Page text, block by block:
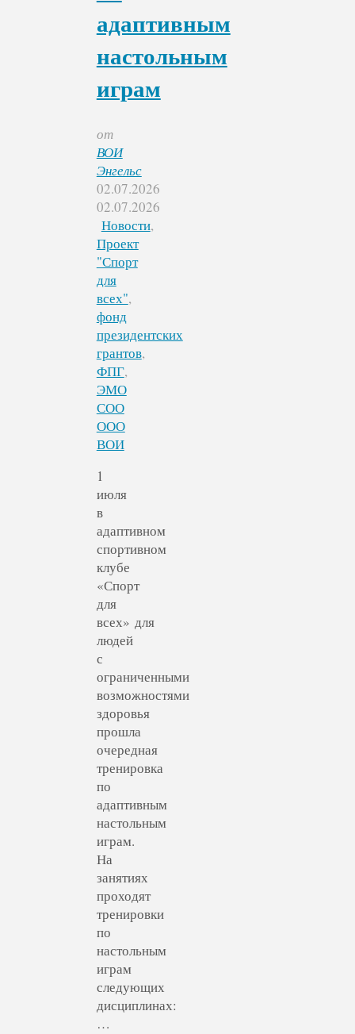
адаптивным
настольным
играм
от
ВОИ
Энгельс
02.07.2026
02.07.2026
Новости,
Проект
"Спорт
для
всех",
фонд
президентских
грантов,
ФПГ,
ЭМО
СОО
ООО
ВОИ
1
июля
в
адаптивном
спортивном
клубе
«Спорт
для
всех» для
людей
с
ограниченными
возможностями
здоровья
прошла
очередная
тренировка
по
адаптивным
настольным
играм.
На
занятиях
проходят
тренировки
по
настольным
играм
следующих
дисциплинах:
…